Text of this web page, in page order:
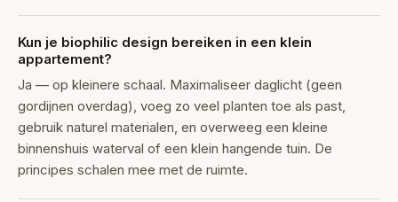
Kun je biophilic design bereiken in een klein
appartement?
Ja — op kleinere schaal. Maximaliseer daglicht (geen
gordijnen overdag), voeg zo veel planten toe als past,
gebruik naturel materialen, en overweeg een kleine
binnenshuis waterval of een klein hangende tuin. De
principes schalen mee met de ruimte.